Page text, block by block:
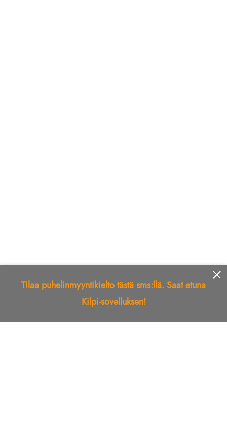
Tilaa puhelinmyyntikielto tästä sms:llä. Saat etuna
Kilpi-sovelluksen!